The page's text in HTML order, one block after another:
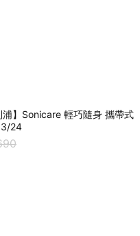
浦】Sonicare 輕巧隨身 攜帶式
24